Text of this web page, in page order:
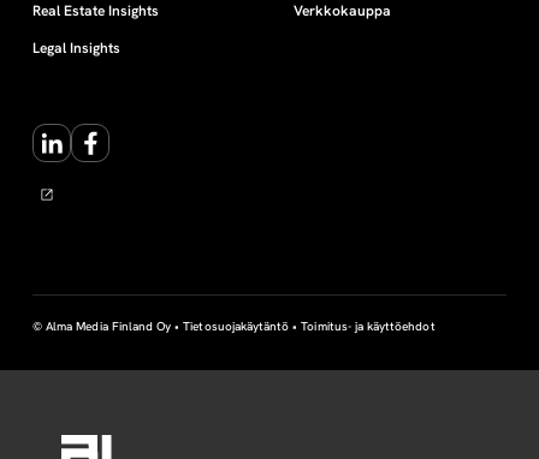
Real Estate Insights
Legal Insights
Verkkokauppa
LinkedInFacebook
© Alma Media Finland Oy •Tietosuojakäytäntö •Toimitus- ja käyttöehdot